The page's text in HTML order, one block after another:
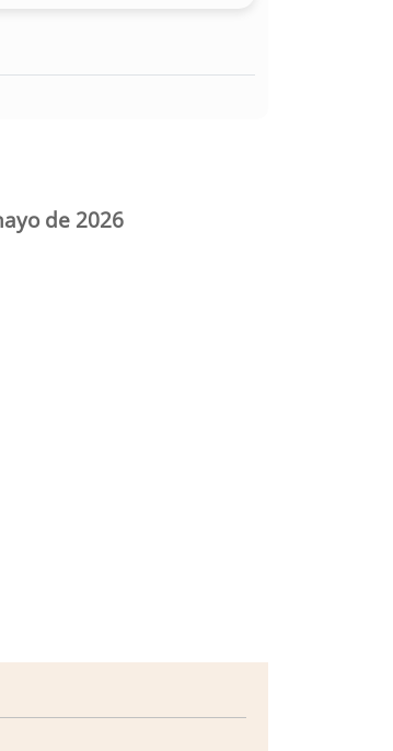
de 2026